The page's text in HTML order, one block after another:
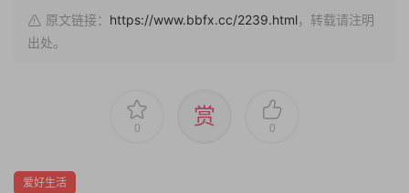
原文链接： https://www.bbfx.cc/2239.html，转载请注明
出处。
0 赏 0
爱好生活